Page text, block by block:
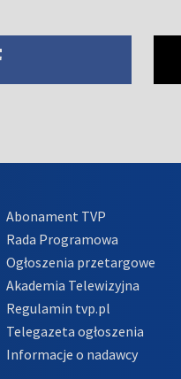
Abonament TVP
Rada Programowa
Ogłoszenia przetargowe
Akademia Telewizyjna
Regulamin tvp.pl
Telegazeta ogłoszenia
Informacje o nadawcy